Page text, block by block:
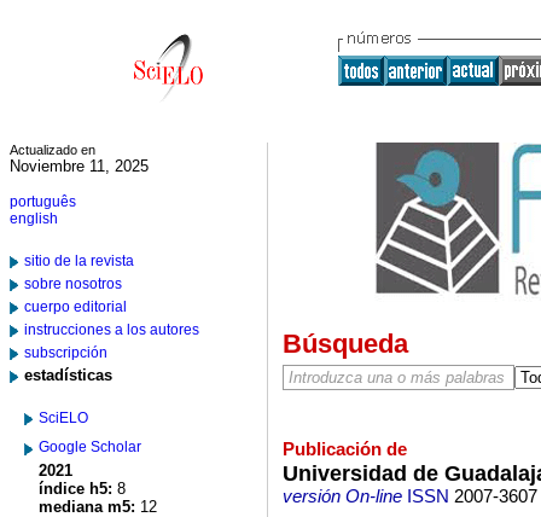
Actualizado en
Noviembre 11, 2025
português
english
sitio de la revista
sobre nosotros
cuerpo editorial
instrucciones a los autores
subscripción
estadísticas
SciELO
Google Scholar
2021
índice h5: 8
mediana m5: 12
Búsqueda
Publicación de
Universidad de
versión On-lineISSN 2007-3607